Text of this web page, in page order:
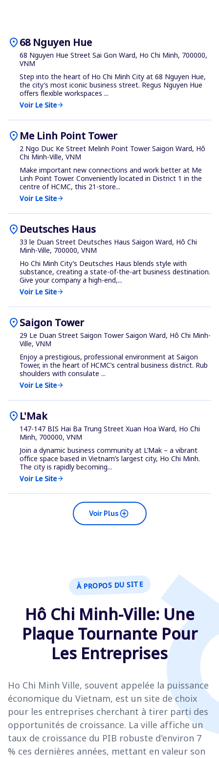
location_on68 Nguyen Hue
68 Nguyen Hue Street Sai Gon Ward, Ho Chi Minh, 700000,
VNM
Step into the heart of Ho Chi Minh City at 68 Nguyen Hue,
the city’s most iconic business street. Regus Nguyen Hue
offers flexible workspaces ...
Voir Le Sitearrow_forward
location_on Me Linh Point Tower
2 Ngo Duc Ke Street Melinh Point Tower Saigon Ward, Hô
Chi Minh-Ville, VNM
Make important new connections and work better at Me
Linh Point Tower. Conveniently located in District 1 in the
centre of HCMC, this 21-store...
Voir Le Sitearrow_forward
location_on Deutsches Haus
33 le Duan Street Deutsches Haus Saigon Ward, Hô Chi
Minh-Ville, 700000, VNM
Ho Chi Minh City’s Deutsches Haus blends style with
substance, creating a state-of-the-art business destination.
Give your company a high-end,...
Voir Le Sitearrow_forward
location_onSaigon Tower
29 Le Duan Street Saigon Tower Saigon Ward, Hô Chi Minh-
Ville, VNM
Enjoy a prestigious, professional environment at Saigon
Tower, in the heart of HCMC’s central business district. Rub
shoulders with consulate ...
Voir Le Sitearrow_forward
location_on L'Mak
147-147 BIS Hai Ba Trung Street Xuan Hoa Ward, Ho Chi
Minh, 700000, VNM
Join a dynamic business community at L’Mak – a vibrant
office space based in Vietnam’s largest city, Ho Chi Minh.
The city is rapidly becoming...
Voir Le Sitearrow_forward
add_circle
Voir Plus
À PROPOS DU SITE
Hô Chi Minh-Ville: Une
Plaque Tournante Pour
Les Entreprises
Ho Chi Minh Ville, souvent appelée la puissance
économique du Vietnam, est un site de choix
pour les entreprises cherchant à tirer parti des
opportunités de croissance. La ville affiche un
taux de croissance du PIB robuste d'environ 7
% ces dernières années, mettant en valeur son